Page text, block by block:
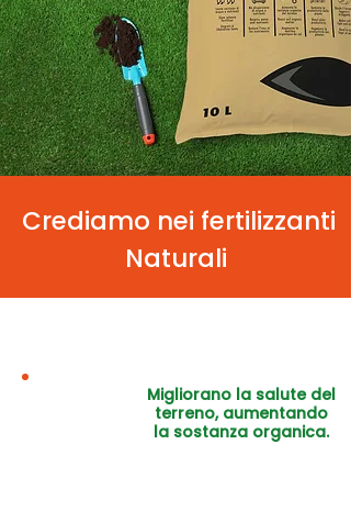
Crediamo nei fertilizzanti
Naturali
Migliorano la salute del
terreno, aumentando
la sostanza organica.